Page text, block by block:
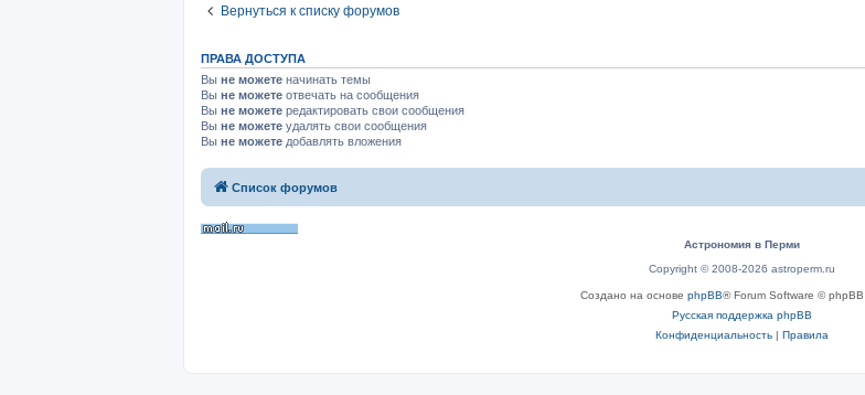
Вернуться к списку форумов
ПРАВА ДОСТУПА
Вы не можете начинать темы
Вы не можете отвечать на сообщения
Вы не можете редактировать свои сообщения
Вы не можете удалять свои сообщения
Вы не можете добавлять вложения
Список форумов
Астрономия в Перми
Copyright © 2008-2026 astroperm.ru
Создано на основе phpBB® Forum Software © phpBB
Русская поддержка phpBB
Конфиденциальность| Правила